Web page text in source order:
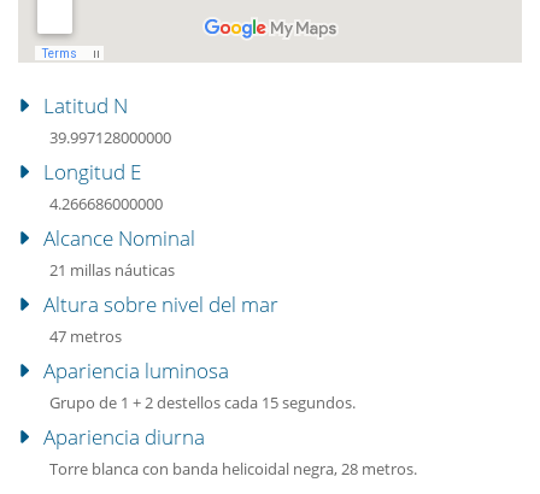
Latitud N
39.997128000000
Longitud E
4.266686000000
Alcance Nominal
21 millas náuticas
Altura sobre nivel del mar
47 metros
Apariencia luminosa
Grupo de 1 + 2 destellos cada 15 segundos.
Apariencia diurna
Torre blanca con banda helicoidal negra, 28 metros.